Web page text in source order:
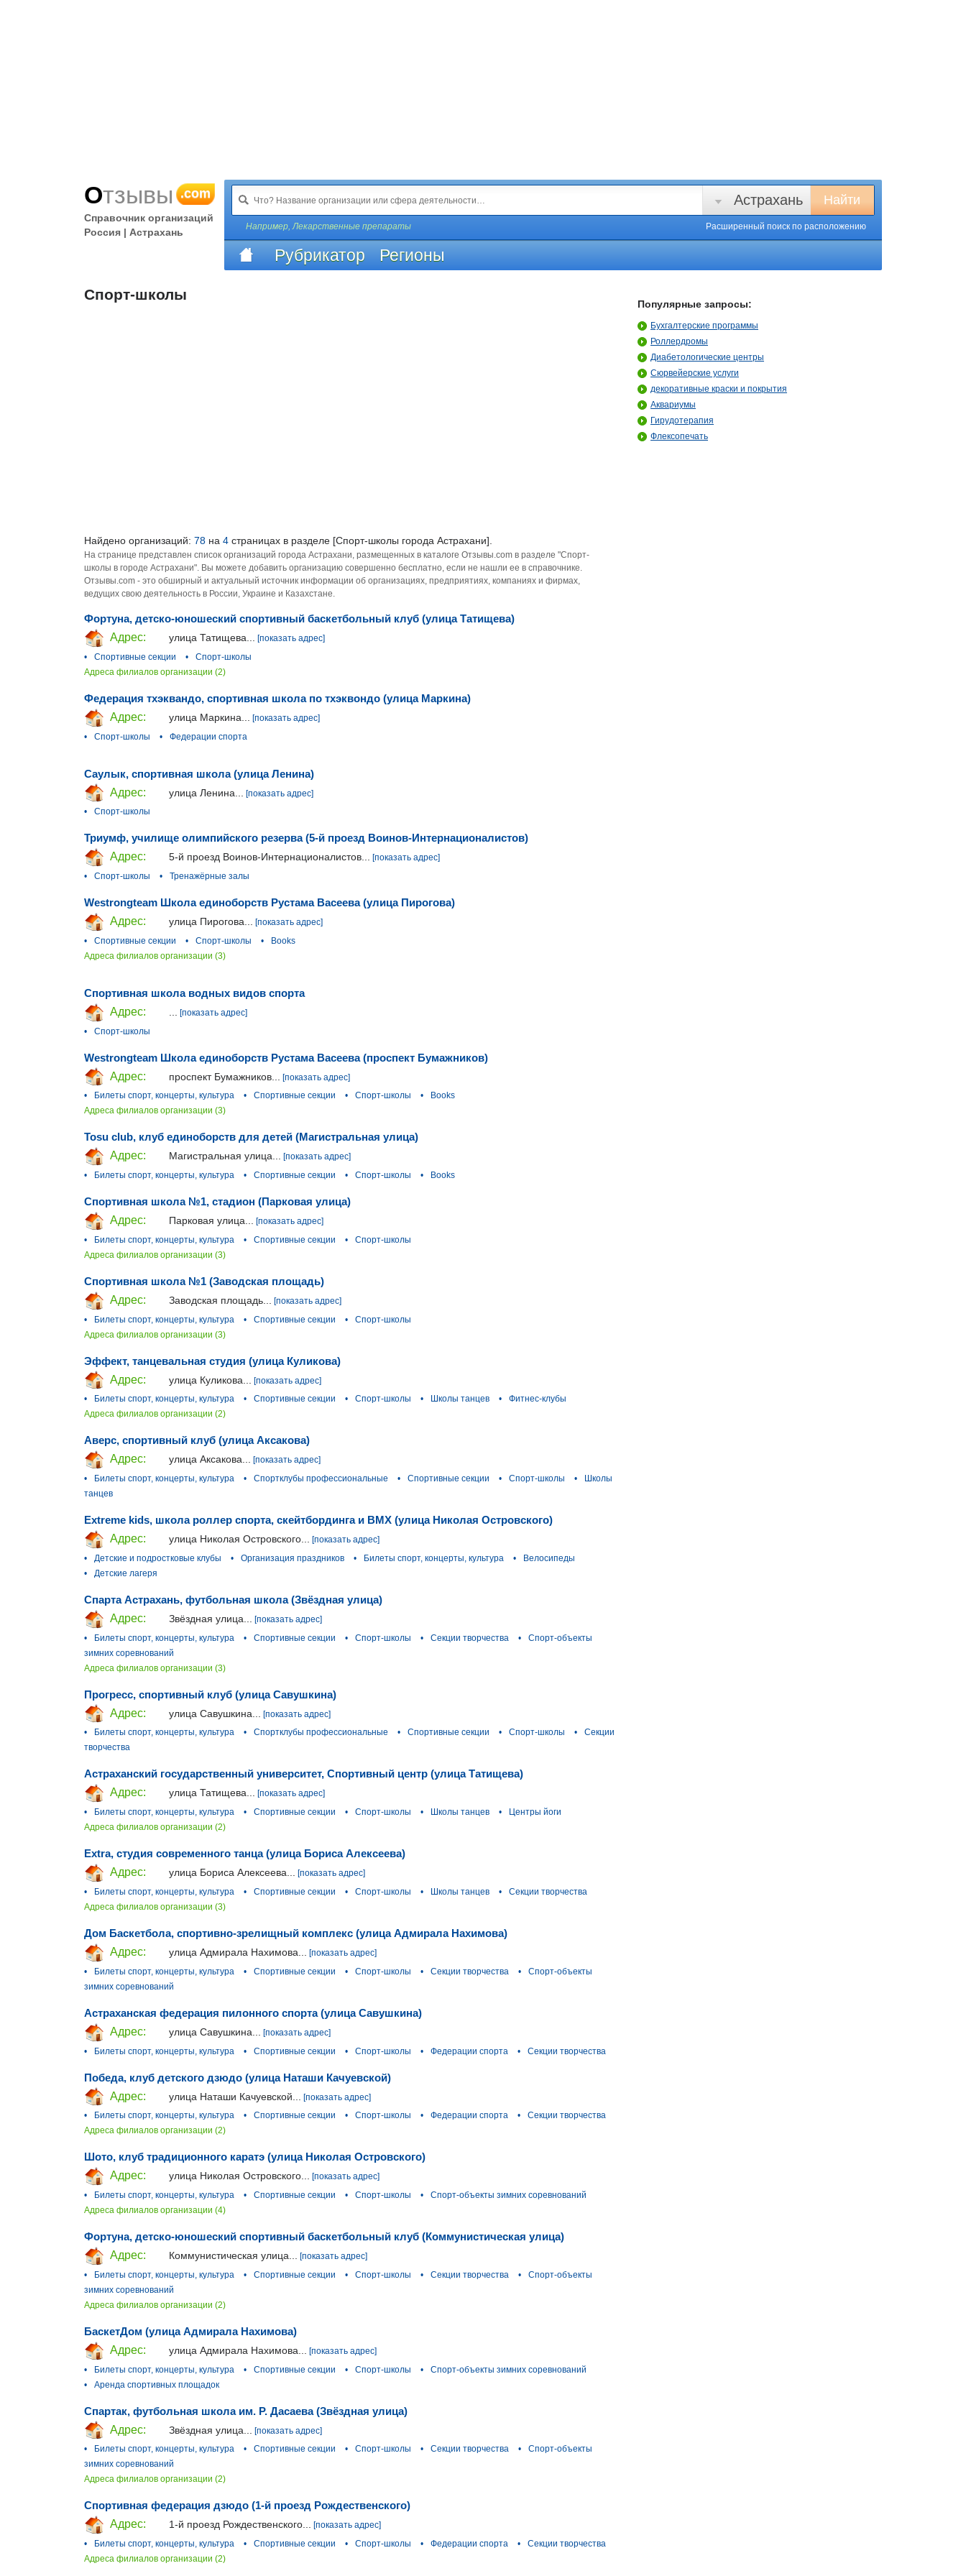
Отзывы .com
Справочник организаций
Россия | Астрахань
Найти
Астрахань
Например,Лекарственные препараты Расширенный поиск по расположению
Рубрикатор Регионы
Спорт-школы
Найдено организаций: 78 на 4 страницах в разделе [Спорт-школы города Астрахани].
На странице представлен список организаций города Астрахани, размещенных в каталоге Отзывы.com в разделе "Спорт-
школы в городе Астрахани". Вы можете добавить организацию совершенно бесплатно, если не нашли ее в справочнике.
Отзывы.com - это обширный и актуальный источник информации об организациях, предприятиях, компаниях и фирмах,
ведущих свою деятельность в России, Украине и Казахстане.
Фортуна, детско-юношеский спортивный баскетбольный клуб (улица Татищева)
Адрес:
улица Татищева...
[показать адрес]
•
Спортивные секции •
Спорт-школы
Адреса филиалов организации (2)
Федерация тхэквандо, спортивная школа по тхэквондо (улица Маркина)
Адрес:
улица Маркина...
[показать адрес]
•
Спорт-школы • Федерации спорта
Саулык, спортивная школа (улица Ленина)
Адрес:
улица Ленина...
[показать адрес]
•
Спорт-школы
Триумф, училище олимпийского резерва (5-й проезд Воинов-Интернационалистов)
Адрес:
5-й проезд Воинов-Интернационалистов... [показать адрес]
•
Спорт-школы • Тренажёрные залы
Westrongteam Школа единоборств Рустама Васеева (улица Пирогова)
Адрес:
улица Пирогова...
[показать адрес]
•
Спортивные секции • Спорт-школы •
Books
Адреса филиалов организации (3)
Спортивная школа водных видов спорта
Адрес:
[показать адрес]
•
Спорт-школы
Westrongteam Школа единоборств Рустама Васеева (проспект Бумажников)
Адрес:
проспект Бумажников...
[показать адрес]
•
Билеты спорт, концерты, культура • Спортивные секции • Спорт-школы •
Books
Адреса филиалов организации (3)
Tosu club, клуб единоборств для детей (Магистральная улица)
Адрес:
Магистральная улица... [показать адрес]
•
Билеты спорт, концерты, культура • Спортивные секции • Спорт-школы • Books
Спортивная школа №1, стадион (Парковая улица)
Адрес:
Парковая улица...
[показать адрес]
•
Билеты спорт, концерты, культура • Спортивные секции •
Спорт-школы
Адреса филиалов организации (3)
Спортивная школа №1 (Заводская площадь)
Адрес:
Заводская площадь...
[показать адрес]
•
Билеты спорт, концерты, культура • Спортивные секции •
Спорт-школы
Адреса филиалов организации (3)
Эффект, танцевальная студия (улица Куликова)
Адрес:
улица Куликова...
[показать адрес]
•
Билеты спорт, концерты, культура • Спортивные секции • Спорт-школы • Школы танцев •
Фитнес-клубы
Адреса филиалов организации (2)
Аверс, спортивный клуб (улица Аксакова)
Адрес:
улица Аксакова... [показать адрес]
•
Билеты спорт, концерты, культура • Спортклубы профессиональные • Спортивные секции • Спорт-школы •
Школы
танцев
Extreme kids, школа роллер спорта, скейтбординга и BMX (улица Николая Островского)
Адрес:
улица Николая Островского...
[показать адрес]
•
Детские и подростковые клубы • Организация праздников • Билеты спорт, концерты, культура •
Велосипеды
•
Детские лагеря
Спарта Астрахань, футбольная школа (Звёздная улица)
Адрес:
Звёздная улица...
[показать адрес]
•
Билеты спорт, концерты, культура • Спортивные секции • Спорт-школы • Секции творчества •
Спорт-объекты
зимних соревнований
Адреса филиалов организации (3)
Прогресс, спортивный клуб (улица Савушкина)
Адрес:
улица Савушкина...
[показать адрес]
•
Билеты спорт, концерты, культура • Спортклубы профессиональные • Спортивные секции • Спорт-школы •
Секции
творчества
Астраханский государственный университет, Спортивный центр (улица Татищева)
Адрес:
улица Татищева... [показать адрес]
•
Билеты спорт, концерты, культура • Спортивные секции • Спорт-школы • Школы танцев •
Центры йоги
Адреса филиалов организации (2)
Extra, студия современного танца (улица Бориса Алексеева)
Адрес:
улица Бориса Алексеева... [показать адрес]
•
Билеты спорт, концерты, культура • Спортивные секции • Спорт-школы • Школы танцев •
Секции творчества
Адреса филиалов организации (3)
Дом Баскетбола, спортивно-зрелищный комплекс (улица Адмирала Нахимова)
Адрес:
улица Адмирала Нахимова...
[показать адрес]
•
Билеты спорт, концерты, культура • Спортивные секции • Спорт-школы • Секции творчества •
Спорт-объекты
зимних соревнований
Астраханская федерация пилонного спорта (улица Савушкина)
Адрес:
улица Савушкина...
[показать адрес]
•
Билеты спорт, концерты, культура • Спортивные секции • Спорт-школы • Федерации спорта • Секции творчества
Победа, клуб детского дзюдо (улица Наташи Качуевской)
Адрес:
улица Наташи Качуевской...
[показать адрес]
•
Билеты спорт, концерты, культура • Спортивные секции • Спорт-школы • Федерации спорта •
Секции творчества
Адреса филиалов организации (2)
Шото, клуб традиционного каратэ (улица Николая Островского)
Адрес:
улица Николая Островского... [показать адрес]
•
Билеты спорт, концерты, культура • Спортивные секции • Спорт-школы •
Спорт-объекты зимних соревнований
Адреса филиалов организации (4)
Фортуна, детско-юношеский спортивный баскетбольный клуб (Коммунистическая улица)
Адрес:
Коммунистическая улица...
[показать адрес]
•
Билеты спорт, концерты, культура • Спортивные секции • Спорт-школы • Секции творчества •
Спорт-объекты
зимних соревнований
Адреса филиалов организации (2)
БаскетДом (улица Адмирала Нахимова)
Адрес:
улица Адмирала Нахимова...
[показать адрес]
•
Билеты спорт, концерты, культура • Спортивные секции • Спорт-школы •
Спорт-объекты зимних соревнований
•
Аренда спортивных площадок
Спартак, футбольная школа им. Р. Дасаева (Звёздная улица)
Адрес:
Звёздная улица...
[показать адрес]
•
Билеты спорт, концерты, культура • Спортивные секции • Спорт-школы • Секции творчества •
Спорт-объекты
зимних соревнований
Адреса филиалов организации (2)
Спортивная федерация дзюдо (1-й проезд Рождественского)
Адрес:
1-й проезд Рождественского... [показать адрес]
•
Билеты спорт, концерты, культура • Спортивные секции • Спорт-школы • Федерации спорта •
Секции творчества
Адреса филиалов организации (2)
Популярные запросы:
Бухгалтерские программы
Роллердромы
Диабетологические центры
Сюрвейерские услуги
декоративные краски и покрытия
Аквариумы
Гирудотерапия
Флексопечать